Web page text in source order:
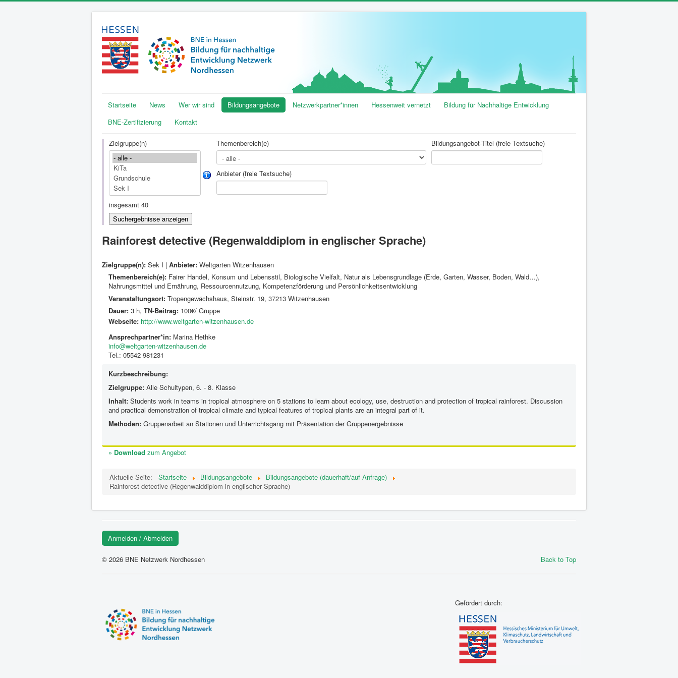
Startseite News Wer wir sind Bildungsangebote Netzwerkpartner*innen Hessenweit vernetzt
Bildung für Nachhaltige Entwicklung
BNE-Zertifizierung
Kontakt
Zielgruppe(n) Themenbereich(e) Bildungsangebot-Titel (freie Textsuche)
Anbieter (freie Textsuche)
insgesamt 40
Rainforest detective (Regenwalddiplom in englischer Sprache)
Zielgruppe(n): Sek I | Anbieter: Weltgarten Witzenhausen
Themenbereich(e): Fairer Handel, Konsum und Lebensstil, Biologische Vielfalt, Natur als Lebensgrundlage (Erde, Garten, Wasser, Boden, Wald…),
Nahrungsmittel und Ernährung, Ressourcennutzung, Kompetenzförderung und Persönlichkeitsentwicklung
Veranstaltungsort: Tropengewächshaus, Steinstr. 19, 37213 Witzenhausen
Dauer: 3 h, TN-Beitrag: 100€/ Gruppe
Webseite: http://www.weltgarten-witzenhausen.de
Ansprechpartner*in: Marina Hethke
info@weltgarten-witzenhausen.de
Tel.: 05542 981231
Kurzbeschreibung:
Zielgruppe: Alle Schultypen, 6. - 8. Klasse
Inhalt: Students work in teams in tropical atmosphere on 5 stations to learn about ecology, use, destruction and protection of tropical rainforest. Discussion
and practical demonstration of tropical climate and typical features of tropical plants are an integral part of it.
Methoden: Gruppenarbeit an Stationen und Unterrichtsgang mit Präsentation der Gruppenergebnisse
» Download zum Angebot
Aktuelle Seite: Startseite Bildungsangebote
Bildungsangebote (dauerhaft/auf Anfrage)
Rainforest detective (Regenwalddiplom in englischer Sprache)
Anmelden / Abmelden
Back to Top
© 2026 BNE Netzwerk Nordhessen
Gefördert durch: